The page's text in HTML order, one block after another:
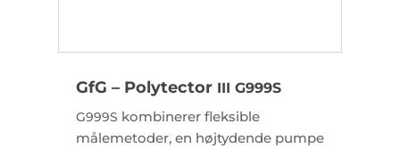
GfG – Polytector III G999S
G999S kombinerer fleksible
målemetoder, en højtydende pumpe